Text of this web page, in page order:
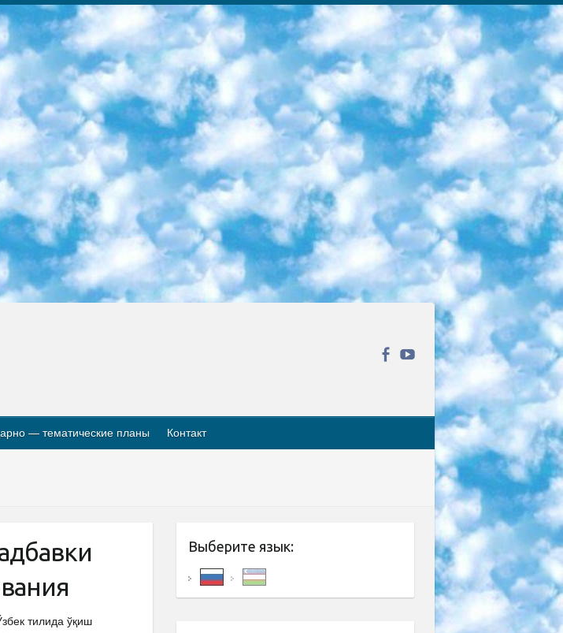
для глухих и слабослышащих детей. и экзамены в интернатах и быть реализован в виде письменного теста по математике. 11. Специальность для умственно отсталых детей. Для 9 класса Родной язык и литературное письмо Государственный язык (язык обучения – узбекский). для неклассов) написано Математическое письмо Письменная/устная история Узбекистана Физическое воспитание практично Итоговый контроль Для 11 класса Написание родного языка и литературы (эссе) Математическое письмо Узбекский язык (обучение на узбекском языке) не посещающее общее среднее образование для учреждений)/Образовательное учреждение выбор письменный и устный Иностранный язык письменный/устный Письменная/устная история Узбекистана *По выбору студента:  Химия  Физика  Основы государственного права  География 10 бесплатных образовательных ресурсов - Мы составили подборку онлайн-проектов с интерактивными упражнениями, видеолекциями и статьями. Они помогут вам обрести новые и освежить старые знания бесплатно. 1. «ИНТУИТ» Старейшая образовательная площадка Рунета. Здесь вы найдёте сотни текстовых и видеокурсов на десятки различных тем — от программирования до психологии. Многие курсы подготовлены российскими университетами и крупными международными компаниями вроде Intel и Microsoft. Самостоятельное обучение бесплатное, но желающие могут оплатить услуги персональных наставников. 2. «Смартия» знакомит с актуальными профессиями и подсказывает, как им обучаться. Выбрав заинтересовавшую вас специальность — SMM-специалист, фотограф, веб-дизайнер или другую, — увидите список необходимых для неё умений. Чтобы вы могли освоить их самостоятельно, для каждого умения площадка отображает подборку ссылок на учебные материалы. Хотя «Смартия» ориентируется на русскоязычную аудиторию, часть контента всё же доступна только на английском. 3. «Лекторий Физтеха» Проект Московского физико-технического института (Физтеха). С его помощью вы можете смотреть онлайн серии лекций, записанные на видео в этом вузе. В числе доступных предметов — физика, биология, химия, информационные технологии и другие. К некоторым лекциям администрация ресурса прилагает готовые конспекты, которые можно скачивать в PDF-формате. 4. ITMOcourses Онлайн-площадка Санкт-Петербургского национального исследовательского университета информационных технологий, механики и оптики (ИТМО). Ресурс предоставляет свободный доступ к курсам, разработанным в этом вузе. Каталог материалов разбит на четыре категории: «Оптические системы и технологии», «Приборостроение и робототехника», «Информационные технологии» и «Биотехнологии». Курсы состоят из видеолекций, интерактивных демонстраций и заданий. 5. «КиберЛенинка» Электронная научная библиотека открытого доступа. Каталог площадки регулярно обрастает текстами статей из различных научных изданий. Сгруппированные по журналам и рубрикам публикации можно читать онлайн или скачивать целиком в PDF-формате. Проект нацелен на популяризацию науки за счёт открытого доступа к качественной информации. 6. «ПостНаука» На этом ресурсе публикуют подборки видеолекций, составленные экспертами из разных отраслей и объединённые общими темами. Среди них, к примеру, есть серии «Биоинформатика и геномика», «Культура средневековой Скандинавии» и Cinema Studies о теории кино. Каждая подборка лекций — логически связанная история, рассказанная экспертом от первого лица. Кроме того, на сайте появляются научно-образовательные статьи и тесты на разные темы. 7. «Newочём» Команда проекта «Newочём» отбирает самые интересные тексты из англоязычных СМИ и переводит те из них, за которые голосуют участники сообщества «ВКонтакте». По большей части это научно-популярные статьи. Редакторы придумывают лишь заголовки, в остальном содержание переводов соответствует оригиналам. Полные тексты можно читать прямо в социальной сети. 8. InternetUrok Онлайн-база материалов по основным дисциплинам школьной программы. Информация на сайте структурирована по классам, предметам и темам (урокам). Каждый урок состоит из видеолекций и конспектов. Есть также интерактивные тренажёры и тесты для закрепления пройденного материала. Даже если вы давно окончили школу, возможность повторить программу старших классов всегда может пригодиться. 9. Edutainme Ещё один ресурс об образовании. В отличие от Newtonew, как мне кажется, Edutainme больше ориентируется на представителей индустрии: педагогов, предпринимателей, разработчиков образовательных проектов. Но и любой, кто просто стремится к саморазвитию, найдёт на сайте много полезного и интересного для себя. Например, информацию о новых курсах и образовательных сервисах. 10. Newtonew Онлайн-медиа об образовании и обучении в широком смысле. Авторы Newtonew пишут об инструментах, заведениях, тактиках и стратегиях, которые помогают учить других и получать новые знания самостоятельно. На этой площадке вы найдёте новости, обзоры, аналитические мат
— тематические планы Контакт
тилида ўқиш
Выберите язык: